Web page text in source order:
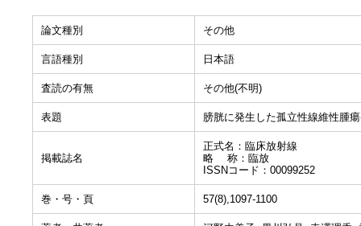
論文種別 その他
言語種別 日本語
査読の有無 その他(不明)
表題 膀胱に発生した孤立性線維性腫
掲載誌名
正式名：臨床放射線
略 称：臨放
ISSNコード：00099252
巻・号・頁 57(8),1097-1100